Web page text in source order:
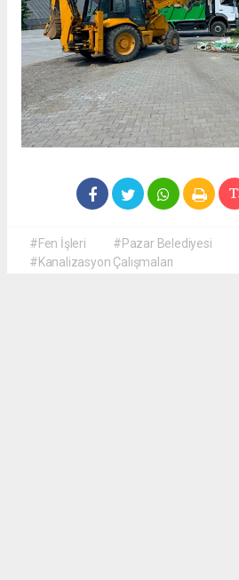
#Fen İşleri #Pazar Belediyesi
#Kanalizasyon Çalışmaları